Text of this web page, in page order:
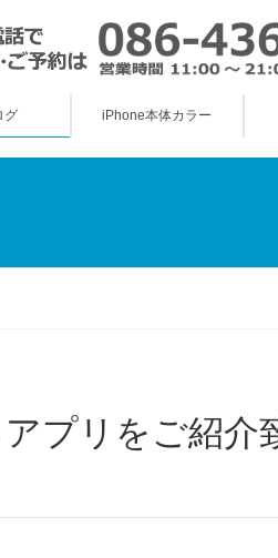
グ iPhone本体カラー